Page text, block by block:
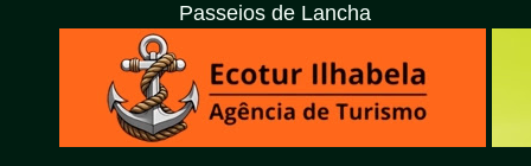
Passeios de Lancha